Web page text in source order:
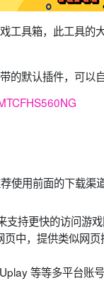
工具箱，此工具的
默认插件，可以
使用前面的下载渠
持更快的访问游戏
中，提供类似网页
等等多平台账